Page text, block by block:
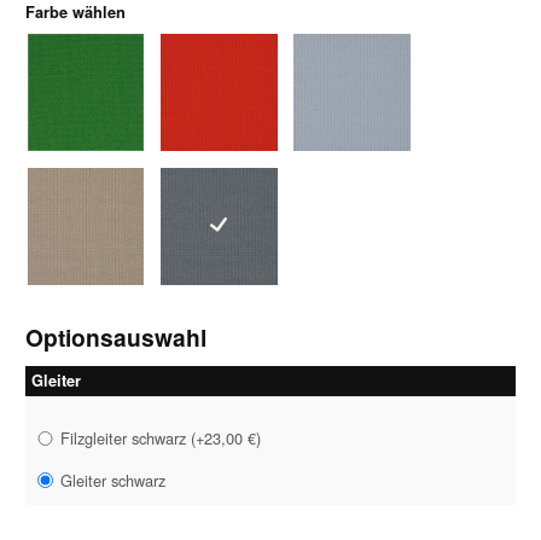
Farbe wählen
5367 blaugrau
Optionsauswahl
Gleiter
Filzgleiter schwarz (+23,00 €)
Gleiter schwarz